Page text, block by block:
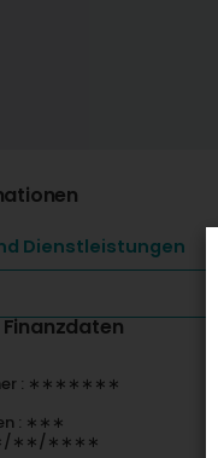
Dienstleistungen
: ∗∗∗∗∗∗∗
: ∗∗∗
∗∗/∗∗∗∗